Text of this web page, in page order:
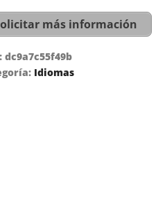
más información
dc9a7c55f49b
Idiomas